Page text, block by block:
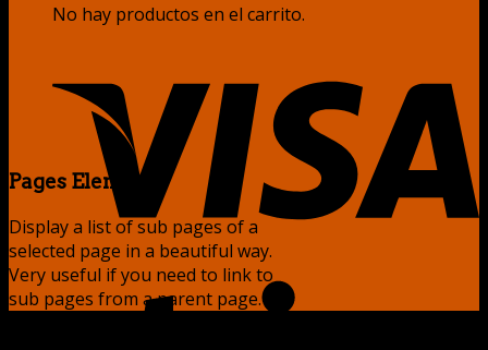
No hay productos en el carrito.
Pages Element
Display a list of sub pages of a
selected page in a beautiful way.
Very useful if you need to link to
sub pages from a parent page.